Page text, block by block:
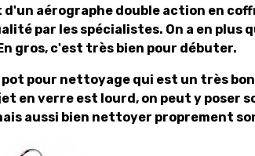
d'un aérographe double action en
par les spécialistes. On a en plus
gros, c'est très bien pour débuter.
pot pour nettoyage qui est un très
en verre est lourd, on peut y poser
aussi bien nettoyer proprement